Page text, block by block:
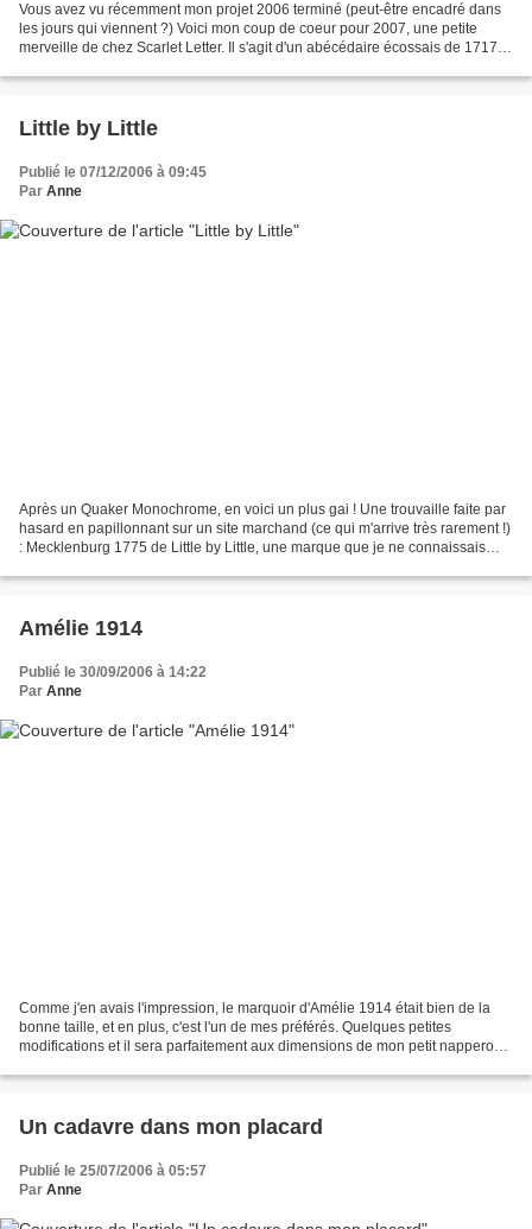
Vous avez vu récemment mon projet 2006 terminé (peut-être encadré dans
les jours qui viennent ?) Voici mon coup de coeur pour 2007, une petite
merveille de chez Scarlet Letter. Il s'agit d'un abécédaire écossais de 1717,
Little by Little
Publié le 07/12/2006 à 09:45
Par Anne
Après un Quaker Monochrome, en voici un plus gai ! Une trouvaille faite par
hasard en papillonnant sur un site marchand (ce qui m'arrive très rarement !)
: Mecklenburg 1775 de Little by Little, une marque que je ne connaissais
Amélie 1914
Publié le 30/09/2006 à 14:22
Par Anne
Comme j'en avais l'impression, le marquoir d'Amélie 1914 était bien de la
bonne taille, et en plus, c'est l'un de mes préférés. Quelques petites
modifications et il sera parfaitement aux dimensions de mon petit napperon
Un cadavre dans mon placard
Publié le 25/07/2006 à 05:57
Par Anne